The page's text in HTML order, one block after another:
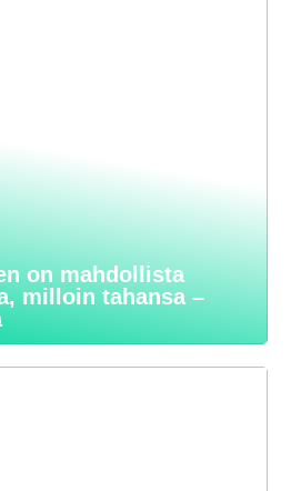
on mahdollista
milloin tahansa –